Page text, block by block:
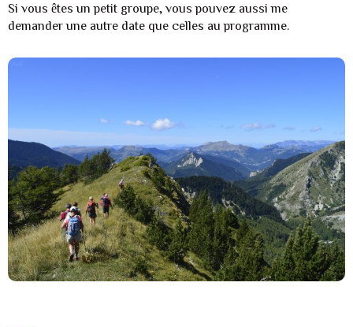
Si vous êtes un petit groupe, vous pouvez aussi me
demander une autre date que celles au programme.